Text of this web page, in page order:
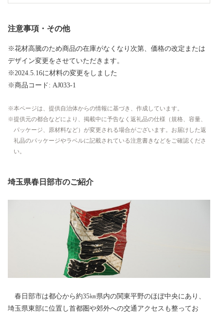
注意事項・その他
※花材高騰のため商品の在庫がなくなり次第、価格の改定または
デザイン変更をさせていただきます。
※2024.5.16に材料の変更をしました
※商品コード: AJ033-1
本ページは、提供自治体からの情報に基づき、作成しています。
提供元の都合などにより、掲載中に予告なく返礼品の仕様（規格、容量、
パッケージ、原材料など）が変更される場合がございます。お届けした返
礼品のパッケージやラベルに記載されている注意書きなどをご確認くださ
い。
埼玉県春日部市のご紹介
春日部市は都心から約35㎞県内の関東平野のほぼ中央にあり、
埼玉県東部に位置し首都圏や郊外への交通アクセスも整ってお